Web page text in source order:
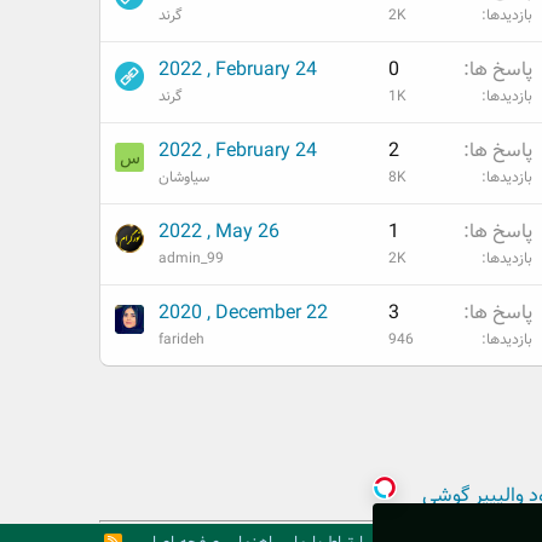
بازدیدها 2K گرند
پاسخ ها 0
بازدیدها 1K
2022 , February 24
گرند
پاسخ ها 2
بازدیدها 8K
2022 , February 24
سیاوشان
س
پاسخ ها 1
بازدیدها 2K
2022 , May 26
admin_99
پاسخ ها 3
بازدیدها 946
2020 , December 22
farideh
والپیپر گوشی